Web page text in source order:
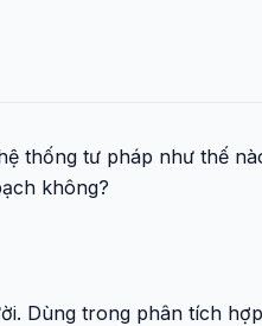
thống tư pháp như thế
không?
Dùng trong phân tích